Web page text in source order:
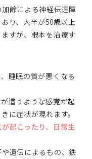
齢による神経伝達障
り、大半が50歳以上
すが、根本を治療す
睡眠の質が悪くなる
這うような感覚が起
に症状が現れます。
起こったり、日常生
遺伝によるもの、鉄